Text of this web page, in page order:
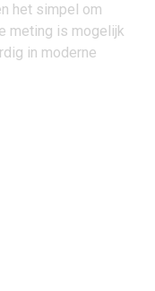
het simpel om
meting is mogelijk
in moderne